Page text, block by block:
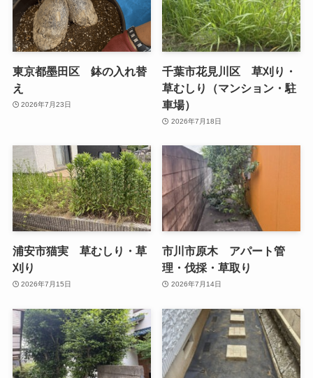
東京都墨田区 鉢の入れ替
え
2026年7月23日
千葉市花見川区 草刈り・
草むしり（マンション・駐
車場）
2026年7月18日
浦安市猫実 草むしり・草
刈り
2026年7月15日
市川市原木 アパート管
理・伐採・草取り
2026年7月14日